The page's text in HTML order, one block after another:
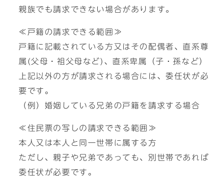
親族でも請求できない場合があります。
≪戸籍の請求できる範囲≫
戸籍に記載されている方又はその配偶者、直系尊
属(父母・祖父母など)、直系卑属（子・孫など）
上記以外の方が請求される場合には、委任状が必
要です。
（例）婚姻している兄弟の戸籍を請求する場合
≪住民票の写しの請求できる範囲≫
本人又は本人と同一世帯に属する方
ただし、親子や兄弟であっても、別世帯であれば
委任状が必要です。